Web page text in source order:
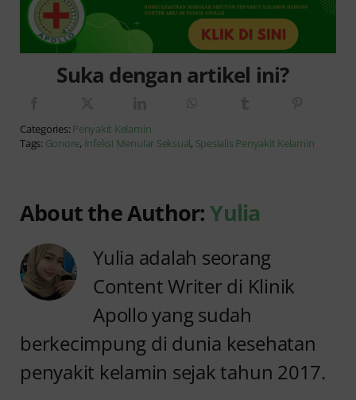
Suka dengan artikel ini?
Categories: Penyakit Kelamin
Tags: Gonore, Infeksi Menular Seksual, Spesialis Penyakit Kelamin
About the Author:Yulia
Yulia adalah seorang
Content Writer di Klinik
Apollo yang sudah
berkecimpung di dunia kesehatan
penyakit kelamin sejak tahun 2017.